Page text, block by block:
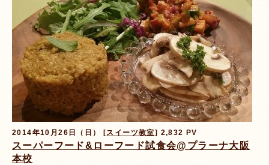
2014年10月26日（日） [スイーツ教室] 2,832 PV
スーパーフード&ローフード試食会@プラーナ大阪
本校